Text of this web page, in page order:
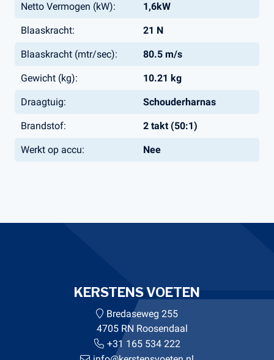
Netto Vermogen (kW): 1,6kW
Blaaskracht: 21 N
Blaaskracht (mtr/sec): 80.5 m/s
Gewicht (kg): 10.21 kg
Draagtuig: Schouderharnas
Brandstof: 2 takt (50:1)
Werkt op accu: Nee
KERSTENS VOETEN
Bredaseweg 255
4705 RN Roosendaal
+31 165 534 222